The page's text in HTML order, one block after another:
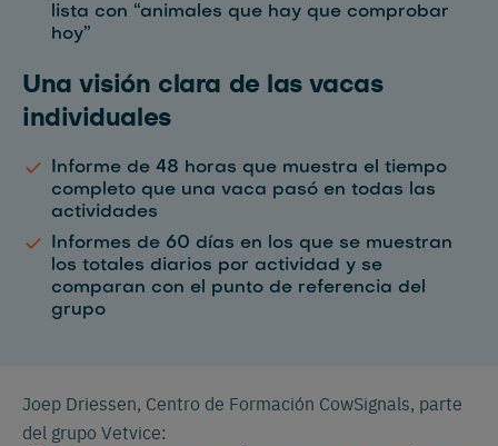
lista con “animales que hay que comprobar
hoy”
Una visión clara de las vacas
individuales
Informe de 48 horas que muestra el tiempo
completo que una vaca pasó en todas las
actividades
Informes de 60 días en los que se muestran
los totales diarios por actividad y se
comparan con el punto de referencia del
grupo
Joep Driessen, Centro de Formación CowSignals, parte
del grupo Vetvice: